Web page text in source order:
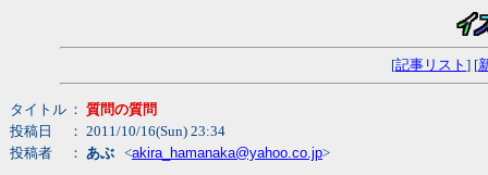
[記事リスト ] [
タイトル ： 質問の質問
投稿日
： 2011/10/16(Sun) 23:34
投稿者
： あぶ <akira_hamanaka@yahoo.co.jp>